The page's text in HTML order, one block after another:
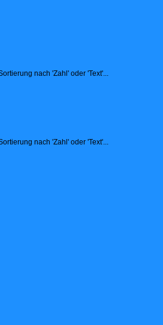
nach 'Zahl' oder 'Text'...
nach 'Zahl' oder 'Text'...